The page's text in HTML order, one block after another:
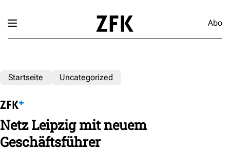
Abo
Startseite Uncategorized
Netz Leipzig mit neuem
Geschäftsführer